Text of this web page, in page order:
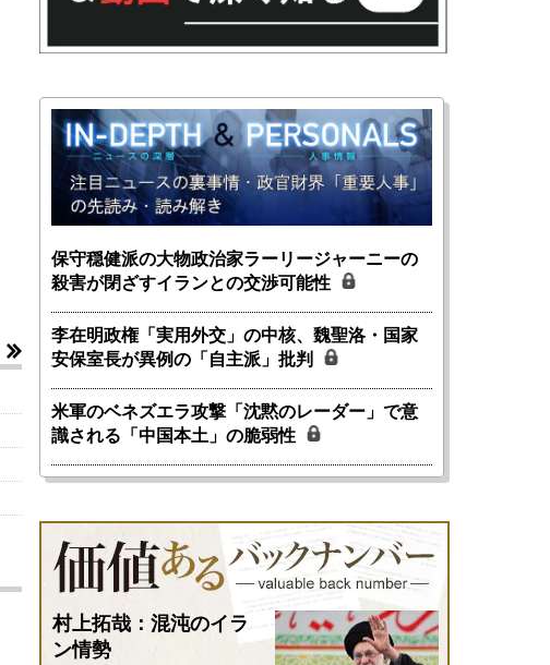
保守穏健派の大物政治家ラーリージャーニーの
殺害が閉ざすイランとの交渉可能性
李在明政権「実用外交」の中核、魏聖洛・国家
安保室長が異例の「自主派」批判
米軍のベネズエラ攻撃「沈黙のレーダー」で意
識される「中国本土」の脆弱性
村上拓哉：混沌のイラ
ン情勢